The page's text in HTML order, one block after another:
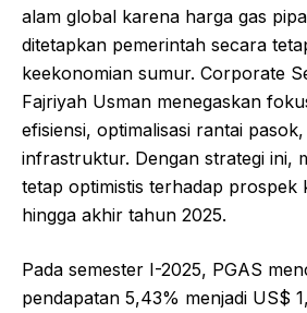
alam global karena harga gas
ditetapkan pemerintah secara
keekonomian sumur. Corporate
Fajriyah Usman menegaskan
efisiensi, optimalisasi rantai
infrastruktur. Dengan strategi ini,
tetap optimistis terhadap prospek
hingga akhir tahun 2025.
Pada semester I-2025, PGAS
pendapatan 5,43% menjadi US$